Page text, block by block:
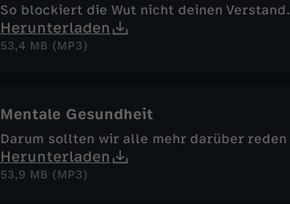
So blockiert die Wut nicht deinen Verstand.
Herunterladen
53,4 MB (MP3)
Mentale Gesundheit
Darum sollten wir alle mehr darüber reden
Herunterladen
53,9 MB (MP3)